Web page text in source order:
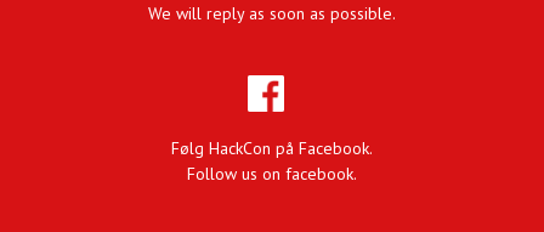
We will reply as soon as possible.
Følg HackCon på Facebook.
Follow us on facebook.